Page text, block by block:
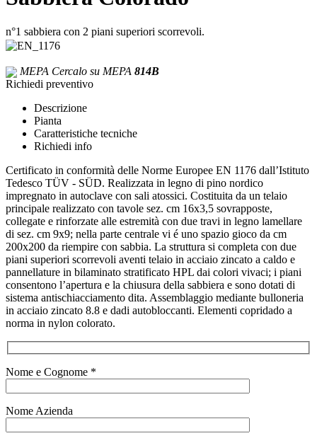
n°1 sabbiera con 2 piani superiori scorrevoli.
MEPA Cercalo su MEPA 814B
Richiedi preventivo
Descrizione
Pianta
Caratteristiche tecniche
Richiedi info
Certificato in conformità delle Norme Europee EN 1176 dall’Istituto
Tedesco TÜV - SÜD. Realizzata in legno di pino nordico
impregnato in autoclave con sali atossici. Costituita da un telaio
principale realizzato con tavole sez. cm 16x3,5 sovrapposte,
collegate e rinforzate alle estremità con due travi in legno lamellare
di sez. cm 9x9; nella parte centrale vi é uno spazio gioco da cm
200x200 da riempire con sabbia. La struttura si completa con due
piani superiori scorrevoli aventi telaio in acciaio zincato a caldo e
pannellature in bilaminato stratificato HPL dai colori vivaci; i piani
consentono l’apertura e la chiusura della sabbiera e sono dotati di
sistema antischiacciamento dita. Assemblaggio mediante bulloneria
in acciaio zincato 8.8 e dadi autobloccanti. Elementi copridado a
norma in nylon colorato.
Nome e Cognome *
Nome Azienda